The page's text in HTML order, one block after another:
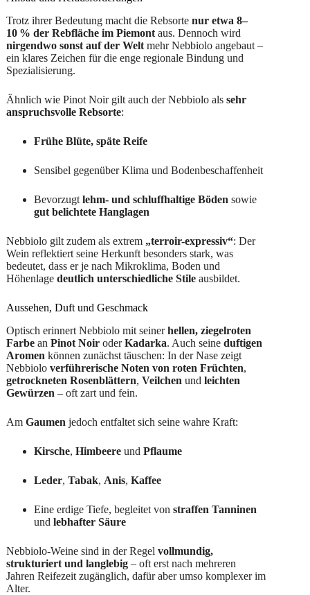
Trotz ihrer Bedeutung macht die Rebsorte nur etwa 8–
10 % der Rebfläche im Piemontaus. Dennoch wird
nirgendwo sonst auf der Weltmehr Nebbiolo angebaut –
ein klares Zeichen für die enge regionale Bindung und
Spezialisierung.
Ähnlich wie Pinot Noir gilt auch der Nebbiolo als sehr
anspruchsvolle Rebsorte:
Frühe Blüte, späte Reife
Sensibel gegenüber Klima und Bodenbeschaffenheit
Bevorzugt lehm- und schluffhaltige Böden sowie
gut belichtete Hanglagen
Nebbiolo gilt zudem als extrem „terroir-expressiv“: Der
Wein reflektiert seine Herkunft besonders stark, was
bedeutet, dass er je nach Mikroklima, Boden und
Höhenlage deutlich unterschiedliche Stileausbildet.
Aussehen, Duft und Geschmack
Optisch erinnert Nebbiolo mit seinerhellen, ziegelroten
Farbean Pinot NoiroderKadarka. Auch seine duftigen
Aromen können zunächst täuschen: In der Nase zeigt
Nebbiolo verführerische Noten von roten Früchten,
getrockneten Rosenblättern, Veilchen und leichten
Gewürzen – oft zart und fein.
Am Gaumen jedoch entfaltet sich seine wahre Kraft:
Kirsche, Himbeereund Pflaume
Leder, Tabak, Anis, Kaffee
Eine erdige Tiefe, begleitet von straffen Tanninen
und lebhafter Säure
Nebbiolo-Weine sind in der Regel vollmundig,
strukturiert und langlebig– oft erst nach mehreren
Jahren Reifezeit zugänglich, dafür aber umso komplexer im
Alter.